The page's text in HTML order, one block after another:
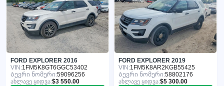
FORD EXPLORER 2016
VIN:1FM5K8GT6GGC53402
Ბევრი ნომერი:59096256
ახლავე ყიდვა:$3 550.00
FORD EXPLORER 2019
VIN:1FM5K8AR2KGB55425
Ბევრი ნომერი:58802176
ახლავე ყიდვა:$5 300.00